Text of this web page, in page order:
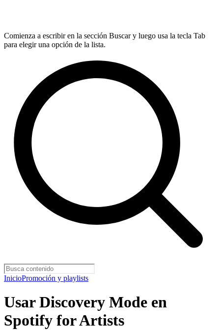
Comienza a escribir en la sección Buscar y luego usa la tecla Tab
para elegir una opción de la lista.
InicioPromoción y playlists
Usar Discovery Mode en
Spotify for Artists